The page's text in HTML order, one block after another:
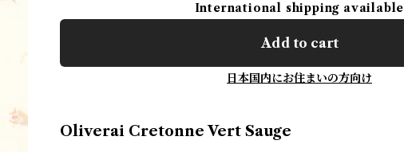
International shipping available
Add to cart
日本国内にお住まいの方向け
Oliverai Cretonne Vert Sauge